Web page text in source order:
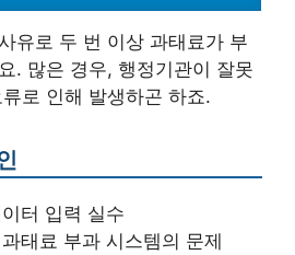
유로 두 번 이상 과태료가 부
. 많은 경우, 행정기관이 잘못
로 인해 발생하곤 하죠.
터 입력 실수
태료 부과 시스템의 문제